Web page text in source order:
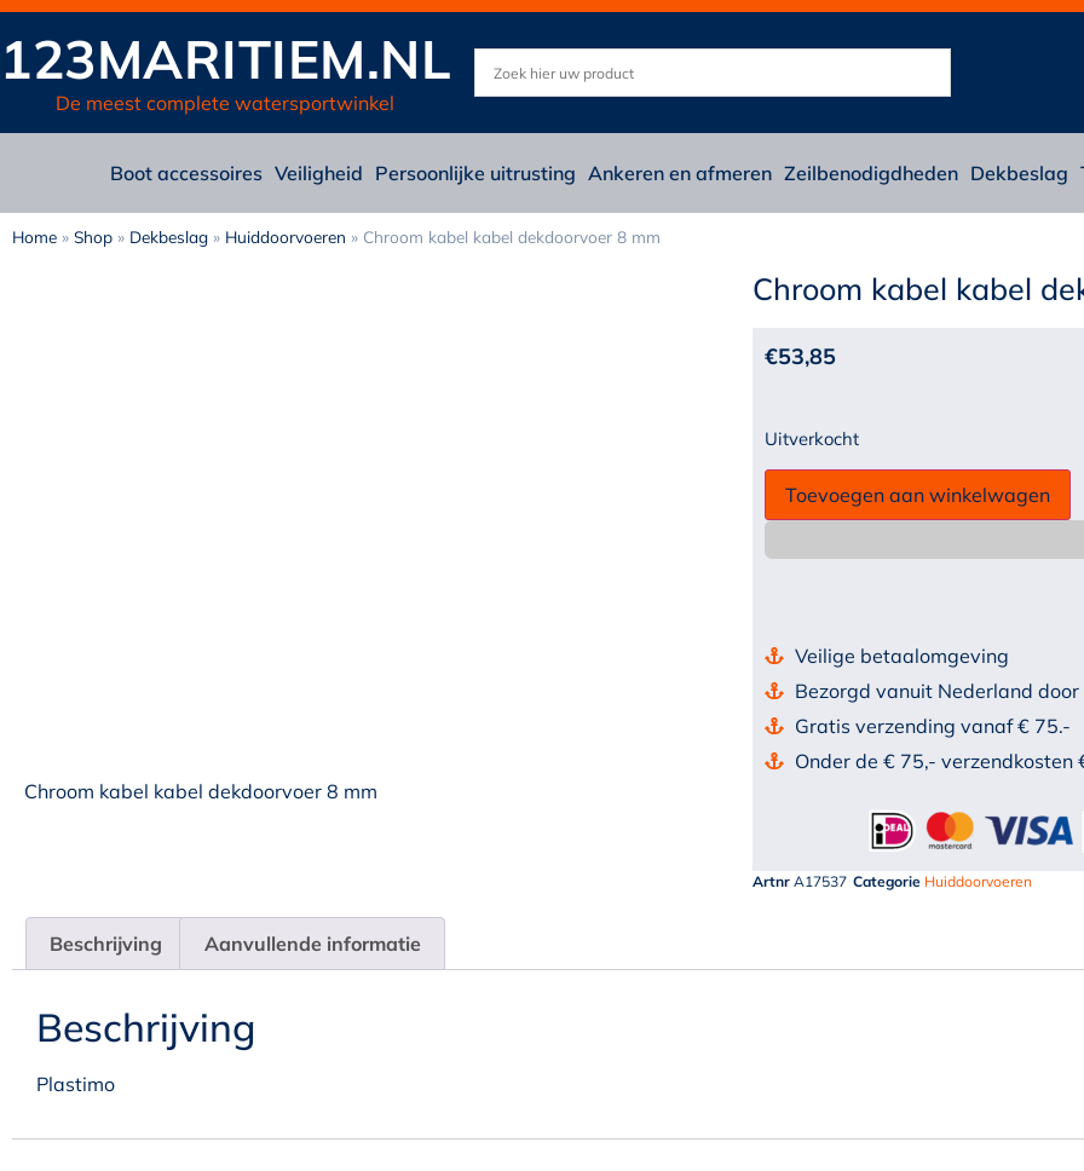
123MARITIEM.NL
De meest complete watersportwinkel
Boot accessoires Veiligheid Persoonlijke uitrusting Ankeren en afmeren Zeilbenodigdheden Dekbeslag
Home » Shop » Dekbeslag » Huiddoorvoeren » Chroom kabel kabel dekdoorvoer 8 mm
Chroom kabel kabel dekdoorvoer 8 mm
Chroom kabel kabel
€53,85
Uitverkocht
Toevoegen aan winkelwagen
Veilige betaalomgeving
Bezorgd vanuit Nederland door
Gratis verzending vanaf € 75.-
Onder de € 75,- verzendkosten
Artnr A17537 Categorie Huiddoorvoeren
Beschrijving Aanvullende informatie
Beschrijving
Plastimo